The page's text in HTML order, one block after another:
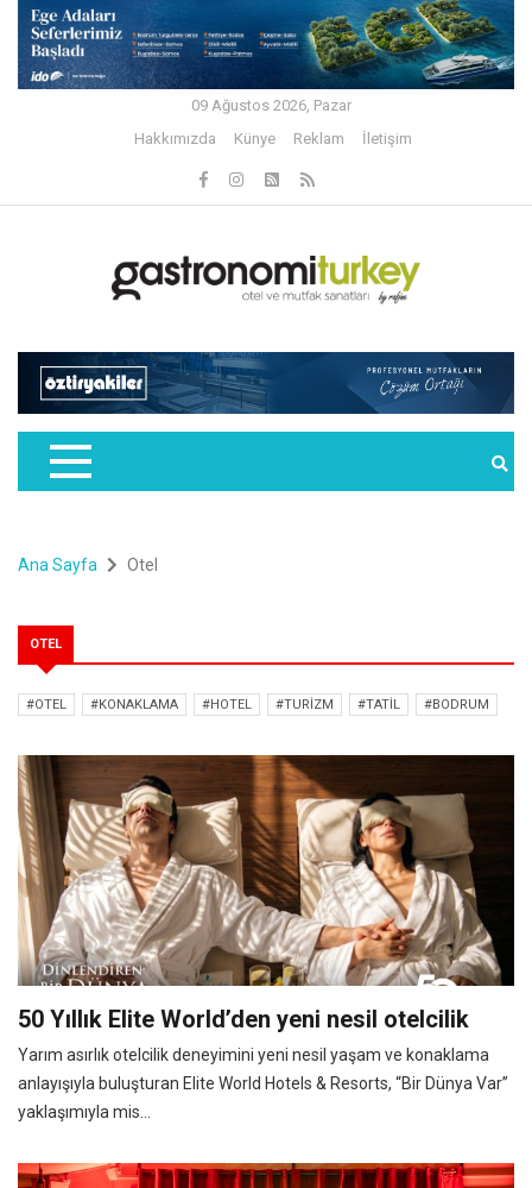
09 Ağustos 2026, Pazar
Hakkımızda
Künye Reklam İletişim
Ana Sayfa Otel
OTEL
#OTEL #KONAKLAMA #HOTEL #TURIZM #TATIL #BODRUM
50 Yıllık Elite World’den yeni nesil otelcilik
Yarım asırlık otelcilik deneyimini yeni nesil yaşam ve konaklama
anlayışıyla buluşturan Elite World Hotels & Resorts, “Bir Dünya Var”
yaklaşımıyla mis...